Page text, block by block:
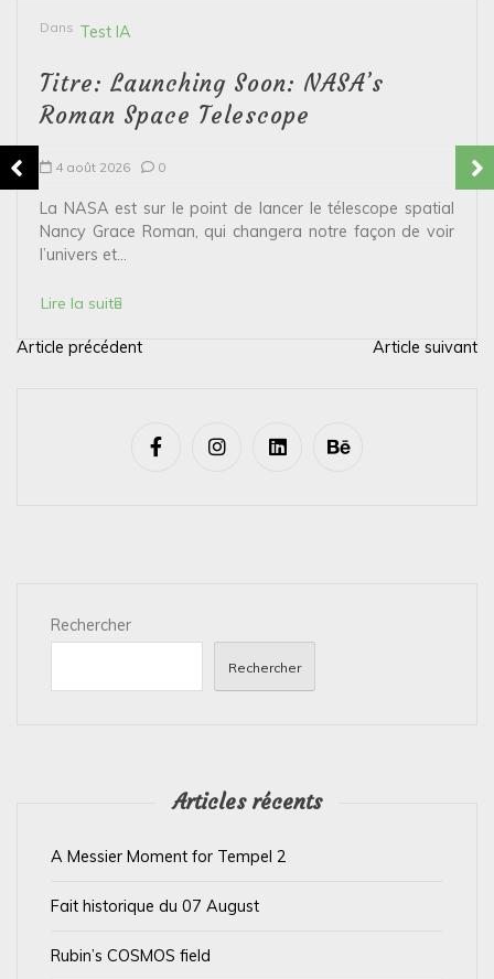
Dans Test IA
Titre: Launching Soon: NASA’s
Roman Space Telescope
4 août 2026 0
La NASA est sur le point de lancer le télescope spatial
Nancy Grace Roman, qui changera notre façon de voir
l’univers et...
Lire la suite
N
Article précédent Article suivant
Rechercher
Rechercher
Articles récents
A Messier Moment for Tempel 2
Fait historique du 07 August
Rubin’s COSMOS field